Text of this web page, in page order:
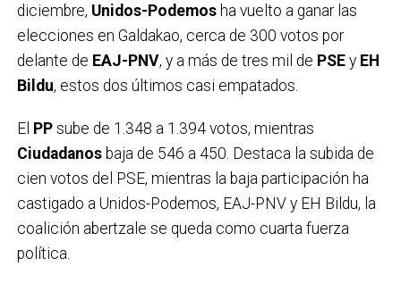
diciembre, Unidos-Podemosha vuelto a ganar las
elecciones en Galdakao, cerca de 300 votos por
delante de EAJ-PNV, y a más de tres mil de PSEy EH
Bildu, estos dos últimos casi empatados.
El PPsube de 1.348 a 1.394 votos, mientras
Ciudadanosbaja de 546 a 450. Destaca la subida de
cien votos del PSE, mientras la baja participación ha
castigado a Unidos-Podemos, EAJ-PNV y EH Bildu, la
coalición abertzale se queda como cuarta fuerza
política.